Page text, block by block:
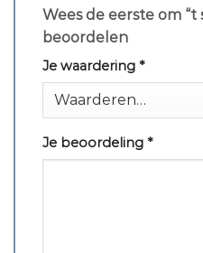
Wees de eerste om
beoordelen
Je waardering *
Je beoordeling *